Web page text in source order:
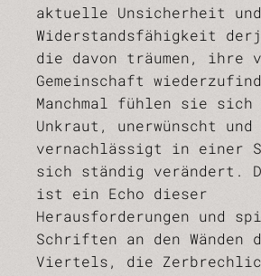
aktuelle Unsicherheit
Widerstandsfähigkeit
die davon träumen, ihre
Gemeinschaft
Manchmal fühlen sie sich
Unkraut, unerwünscht und
vernachlässigt in einer
sich ständig verändert.
ist ein Echo dieser
Herausforderungen und
Schriften an den Wänden
Viertels, die